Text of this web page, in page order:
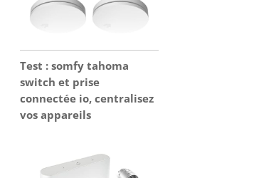
Test : somfy tahoma
switch et prise
connectée io, centralisez
vos appareils